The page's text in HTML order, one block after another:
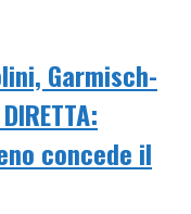
Garmisch-
concede il